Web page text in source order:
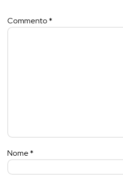
Commento*
Nome*